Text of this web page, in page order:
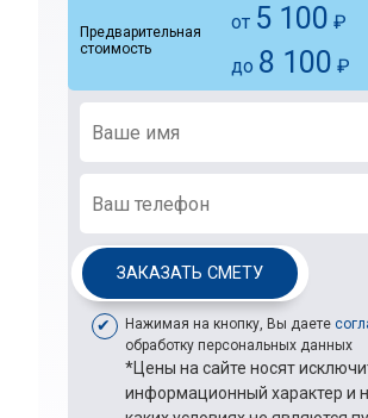
Предварительная
стоимость
от 5 100 ₽
до 8 100 ₽
ЗАКАЗАТЬ СМЕТУ
Нажимая на кнопку, Вы даете
обработку персональных данных
*Цены на сайте носят
информационный характер и